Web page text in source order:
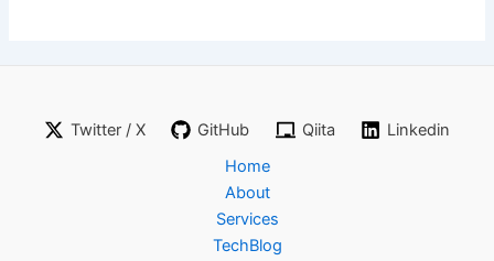
Twitter / X GitHub Qiita
Linkedin
Home
About
Services
TechBlog